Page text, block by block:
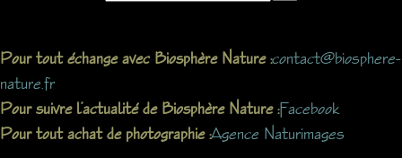
Pour tout échange avec Biosphère Nature :contact@biosphere-
nature.fr
Pour suivre l’actualité de Biosphère Nature :Facebook
Pour tout achat de photographie :Agence Naturimages